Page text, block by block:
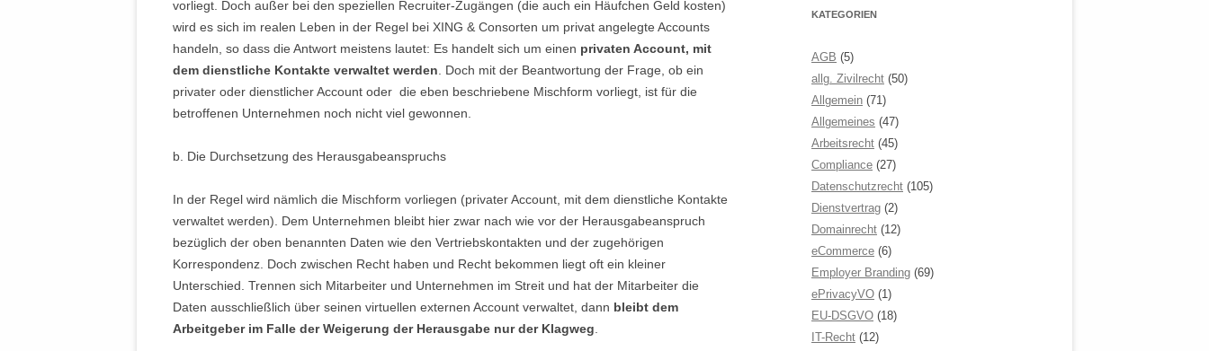
vorliegt. Doch außer bei den speziellen Recruiter-Zugängen (die auch ein Häufchen Geld kosten)
wird es sich im realen Leben in der Regel bei XING & Consorten um privat angelegte Accounts
handeln, so dass die Antwort meistens lautet: Es handelt sich um einen privaten Account, mit
dem dienstliche Kontakte verwaltet werden . Doch mit der Beantwortung der Frage, ob ein
privater oder dienstlicher Account oder die eben beschriebene Mischform vorliegt, ist für die
betroffenen Unternehmen noch nicht viel gewonnen.
b. Die Durchsetzung des Herausgabeanspruchs
In der Regel wird nämlich die Mischform vorliegen (privater Account, mit dem dienstliche Kontakte
verwaltet werden). Dem Unternehmen bleibt hier zwar nach wie vor der Herausgabeanspruch
bezüglich der oben benannten Daten wie den Vertriebskontakten und der zugehörigen
Korrespondenz. Doch zwischen Recht haben und Recht bekommen liegt oft ein kleiner
Unterschied. Trennen sich Mitarbeiter und Unternehmen im Streit und hat der Mitarbeiter die
Daten ausschließlich über seinen virtuellen externen Account verwaltet, dann bleibt dem
Arbeitgeber im Falle der Weigerung der Herausgabe nur der Klagweg
KATEGORIEN
AGB (5)
allg. Zivilrecht (50)
Allgemein (71)
Allgemeines (47)
Arbeitsrecht (45)
Compliance (27)
Datenschutzrecht (105)
Dienstvertrag (2)
Domainrecht (12)
eCommerce (6)
Employer Branding (69)
ePrivacyVO (1)
EU-DSGVO (18)
IT-Recht (12)